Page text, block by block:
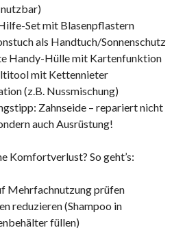
Set mit Blasenpflastern
als Handtuch/Sonnenschutz
Handy-Hülle mit Kartenfunktion
mit Kettennieter
(z.B. Nussmischung)
Zahnseide – repariert nicht
auch Ausrüstung!
Komfortverlust? So geht’s:
Mehrfachnutzung prüfen
reduzieren (Shampoo in
füllen)